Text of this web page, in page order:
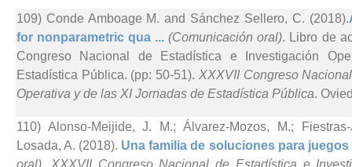
109) Conde Amboage M. and Sánchez Sellero, C. (2018).
for nonparametric qua ...(Comunicación oral). Libro de
Congreso Nacional de Estadística e Investigación
Estadística Pública. (pp: 50-51). XXXVII Congreso
Operativa y de las XI Jornadas de Estadística Pública.
110) Alonso-Meijide, J. M.; Álvarez-Mozos, M.;
Losada, A. (2018). Una familia de soluciones para
oral). XXXVII Congreso Nacional de Estadística e